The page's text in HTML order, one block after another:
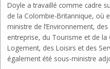
Doyle a travaillé comme cadre
de la Colombie-Britannique, où
ministre de l’Environnement,
entreprise, du Tourisme et de
Logement, des Loisirs et des
également été sous-ministre